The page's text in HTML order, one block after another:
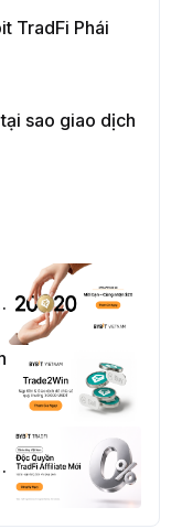
TradFi Phái
sao giao dịch